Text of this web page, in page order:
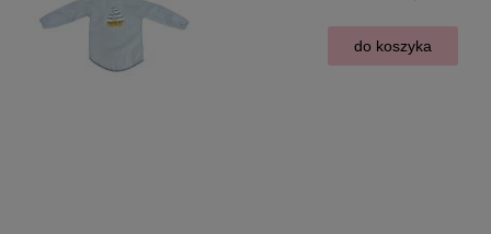
do koszyka